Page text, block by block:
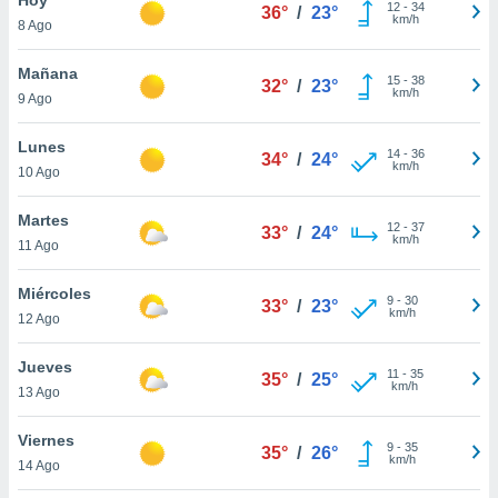
y
en
más
de
8 Ago
36° / 23° 12- 34
km/h
Mañana
9 Ago
32° / 23° 15- 38
km/h
Lunes
10 Ago
34° / 24° 14- 36
km/h
Martes
11 Ago
33° / 24° 12- 37
km/h
Miércoles
12 Ago
33° / 23° 9- 30
km/h
Jueves
13 Ago
35° / 25° 11 - 35
km/h
Viernes
14 Ago
35° / 26° 9- 35
km/h